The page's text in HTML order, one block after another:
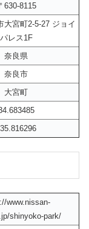
630-8115
大宮町2-5-27 ジョイ
パレス1F
奈良県
奈良市
大宮町
www.nissan-
shinyoko-park/